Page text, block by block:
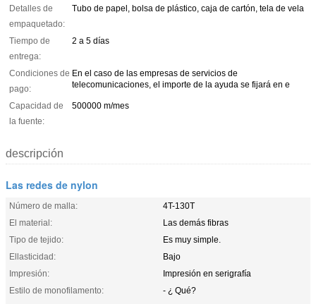
Detalles de
empaquetado:
Tubo de papel, bolsa de plástico, caja de cartón, tela de vela
Tiempo de
entrega:
2 a 5 días
Condiciones de
pago:
En el caso de las empresas de servicios de
telecomunicaciones, el importe de la ayuda se fijará en e
Capacidad de
la fuente:
500000 m/mes
descripción
Las redes de nylon
Número de malla:
4T-130T
El material:
Las demás fibras
Tipo de tejido:
Es muy simple.
Ellasticidad:
Bajo
Impresión:
Impresión en serigrafía
Estilo de monofilamento:
- ¿ Qué?